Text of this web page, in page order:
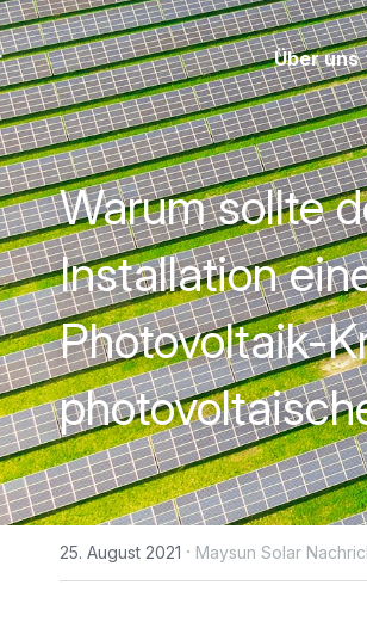
Über uns Produkte
Warum sollte
Installation
Photovoltaik-
25. August 2021 ·Maysun Solar